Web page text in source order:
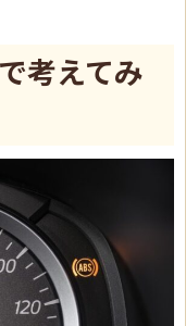
考えてみ